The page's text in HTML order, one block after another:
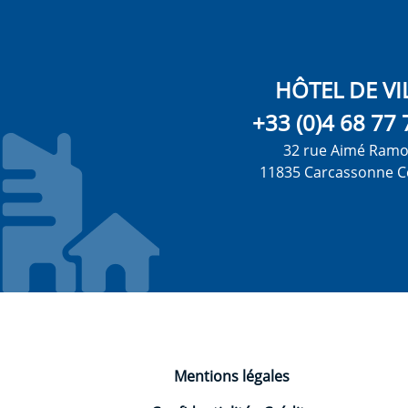
HÔTEL DE
+33 (0)4 68 77
32 rue Aimé
11835 Carcassonne
Mentions légales